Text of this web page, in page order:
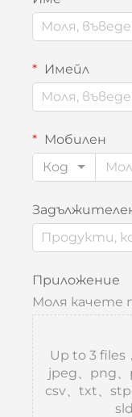
Имейл
Мобилен
Код
Приложение
Моля качете
Up to 3 files
jpeg、png、
csv、txt、stp